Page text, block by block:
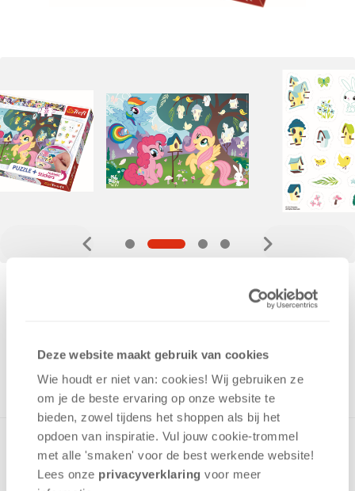
Deze website maakt gebruik van cookies
Wie houdt er niet van: cookies! Wij gebruiken ze
om je de beste ervaring op onze website te
bieden, zowel tijdens het shoppen als bij het
opdoen van inspiratie. Vul jouw cookie-trommel
met alle 'smaken' voor de best werkende website​!
Lees onze privacyverklaring voor meer
UIT HET ASSORTIMENT
Puzzel met herbruikbare stickers om je puzzel nog mooier te
maken! Als de puzzel in elkaar zit kun je deze zelf verder
versieren met de stickers. Puzzel van extra dik karton en